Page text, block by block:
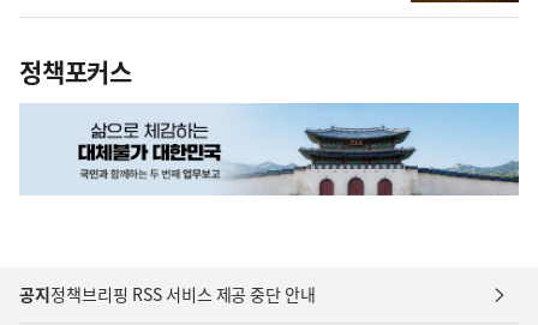
정책포커스
공지정책브리핑 RSS 서비스 제공 중단 안내